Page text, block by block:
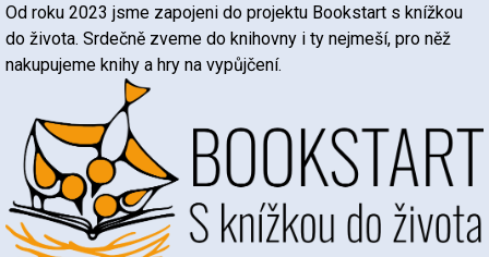
Od roku 2023 jsme zapojeni do projektu Bookstart s knížkou
do života. Srdečně zveme do knihovny i ty nejmeší, pro něž
nakupujeme knihy a hry na vypůjčení.